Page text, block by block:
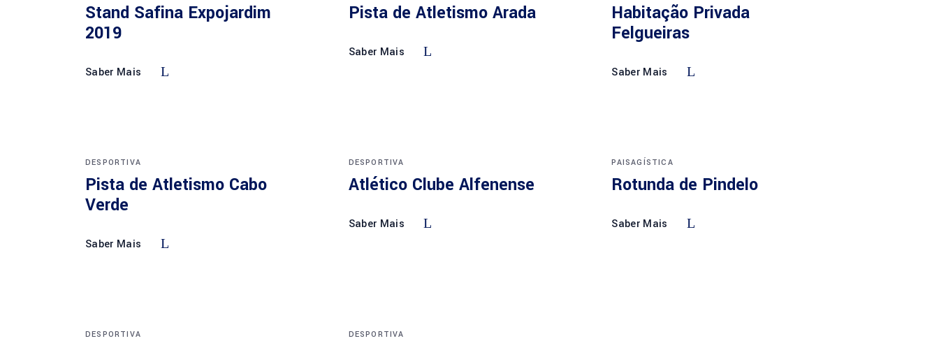
Stand Safina Expojardim
2019
Saber Mais
Pista de Atletismo Arada
Saber Mais
Habitação Privada
Felgueiras
Saber Mais
DESPORTIVA
Pista de Atletismo Cabo
Verde
Saber Mais
DESPORTIVA
Atlético Clube Alfenense
Saber Mais
PAISAGÍSTICA
Rotunda de Pindelo
Saber Mais
DESPORTIVA DESPORTIVA